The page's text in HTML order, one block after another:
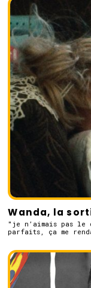
Wanda, la
"je n’aimais pas le
parfaits, ça me